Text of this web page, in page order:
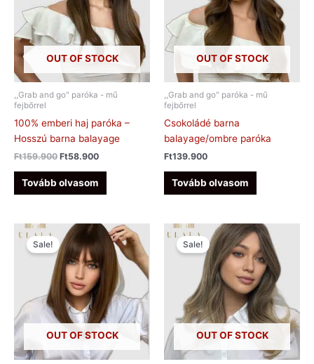
OUT OF STOCK
,,Grab and go" paróka - mű
fejbőrrel
100% emberi haj paróka –
Hosszú barna balayage
Ft159.900 Ft58.900
Tovább olvasom
OUT OF STOCK
,,Grab and go" paróka - mű
fejbőrrel
Csokoládé barna
balayage/ombre paróka
Ft139.900
Tovább olvasom
OUT OF STOCK
Sale!
Original
price
was:
Ft128.900.
Current
price
is:
Ft48.900.
OUT OF STOCK
Sale!
Original
price
was:
Ft139.900.
Current
price
is:
Ft46.900.